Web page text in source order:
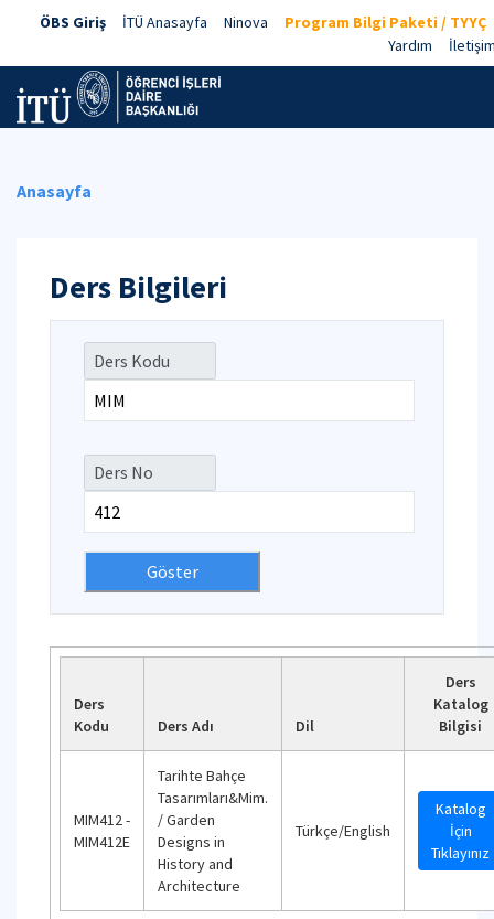
ÖBS Giriş İTÜ Anasayfa Ninova
Program Bilgi Paketi / TYYÇ
Yardım
Anasayfa
Ders Bilgileri
Ders Kodu
Ders No
Ders
Kodu
Ders Adı Dil
Ders
Katalog
Bilgisi
MIM412 -
MIM412E
Tarihte Bahçe
Tasarımları&Mim.
/ Garden
Designs in
History and
Architecture
Türkçe/English
Katalog
İçin
Tıklayınız